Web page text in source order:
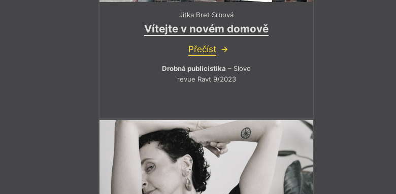
Jitka Bret Srbová
Vítejte v novém domově
Přečíst
Drobná publicistika – Slovo
revue Ravt 9/2023